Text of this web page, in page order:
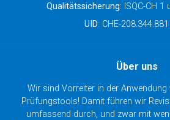
Qualitätssicherung: ISQC-CH 1
UID: CHE-208.344.881
Über uns
Wir sind Vorreiter in der
Prüfungstools! Damit führen wir
umfassend durch, und zwar mit